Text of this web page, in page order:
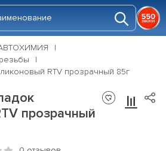
RTV прозрачный 85г
прозрачный